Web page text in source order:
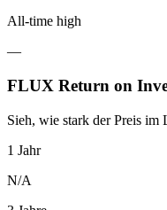
All-time high
—
FLUX Return on
Sieh, wie stark der Preis im
1 Jahr
N/A